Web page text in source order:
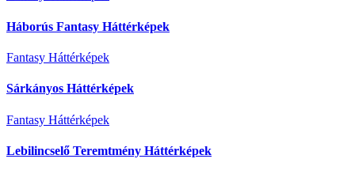
Háborús Fantasy Háttérképek
Fantasy Háttérképek
Sárkányos Háttérképek
Fantasy Háttérképek
Lebilincselő Teremtmény Háttérképek